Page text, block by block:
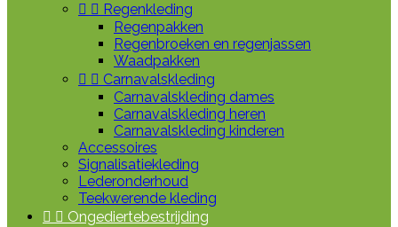
  Regenkleding
Regenpakken
Regenbroeken en regenjassen
Waadpakken
  Carnavalskleding
Carnavalskleding dames
Carnavalskleding heren
Carnavalskleding kinderen
Accessoires
Signalisatiekleding
Lederonderhoud
Teekwerende kleding
  Ongediertebestrijding